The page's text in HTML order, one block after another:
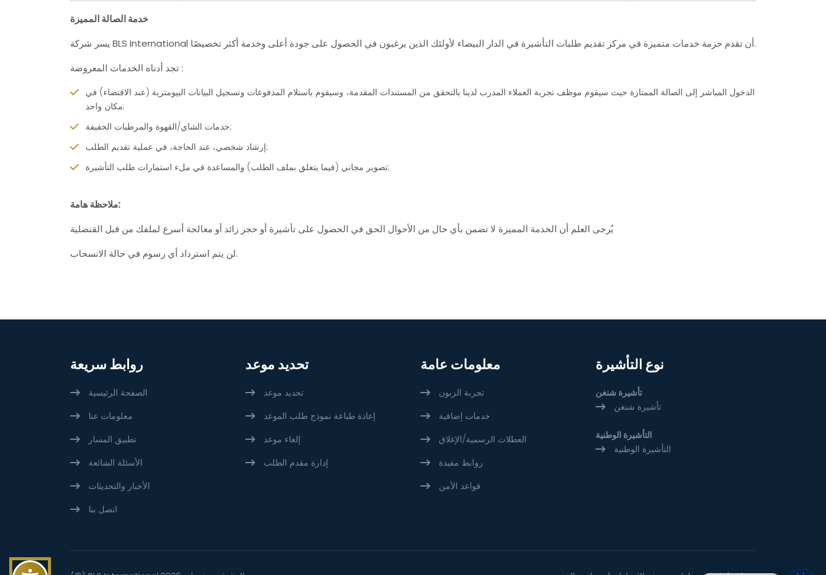
خدمة الصالة المميزة
يسر شركة BLS International أن تقدم حزمة خدمات متميزة في مركز تقديم طلبات التأشيرة في الدار البيضاء لأولئك الذين يرغبون في الحصول على جودة أعلى وخدمة أكثر تخصيصًا.
تجد أدناه الخدمات المعروضة :
الدخول المباشر إلى الصالة الممتازة حيث سيقوم موظف تجربة العملاء المدرب لدينا بالتحقق من المستندات المقدمة، وسيقوم باستلام المدفوعات وتسجيل البيانات البيومترية (عند الاقتضاء) في
مكان واحد;
خدمات الشاي/القهوة والمرطبات الخفيفة;
إرشاد شخصي، عند الحاجة، في عملية تقديم الطلب;
تصوير مجاني (فيما يتعلق بملف الطلب) والمساعدة في ملء استمارات طلب التأشيرة;
ملاحظة هامة:
يُرجى العلم أن الخدمة المميزة لا تضمن بأي حال من الأحوال الحق في الحصول على تأشيرة أو حجز زائد أو معالجة أسرع لملفك من قبل القنصلية
لن يتم استرداد أي رسوم في حالة الانسحاب.
روابط سريعة
الصفحة الرئيسية
معلومات عنا
تطبيق المسار
الأسئلة الشائعة
الأخبار والتحديثات
اتصل بنا
تحديد موعد
تحديد موعد
إعادة طباعة نموذج طلب الموعد
إلغاء موعد
إدارة مقدم الطلب
معلومات عامة
تجربة الزبون
خدمات إضافية
العطلات الرسمية/الإغلاق
روابط مفيدة
قواعد الأمن
نوع التأشيرة
تأشيرة شنغن
تأشيرة شنغن
التأشيرة الوطنية
التأشيرة الوطنية